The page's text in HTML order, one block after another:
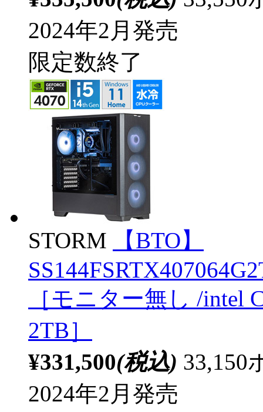
2024年2月発売
限定数終了
STORM
【BTO】
［モニター無し /intel
2TB］
¥331,500(税込) 33,150
2024年2月発売